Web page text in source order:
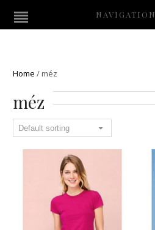
NAVIGATION
Home /méz
méz